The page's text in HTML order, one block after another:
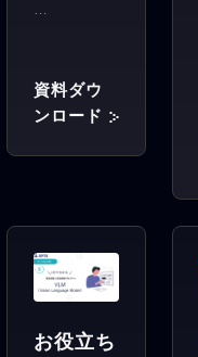
…
資料ダウ
ンロード
お役立ち